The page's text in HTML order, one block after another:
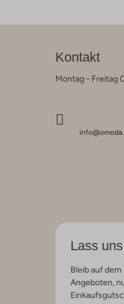
Kontakt
Montag - Freitag
Lass
Bleib auf
Angeboten,